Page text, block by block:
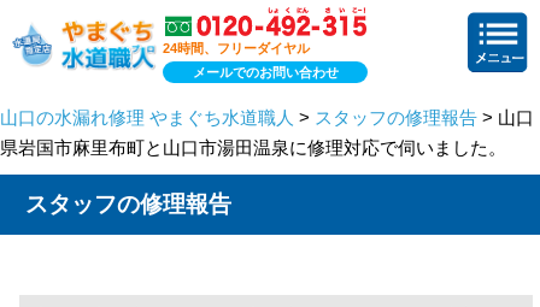
24時間、フリーダイヤル
メールでのお問い合わせ
山口の水漏れ修理 やまぐち水道職人 > スタッフの修理報告 > 山口
県岩国市麻里布町と山口市湯田温泉に修理対応で伺いました。
スタッフの修理報告